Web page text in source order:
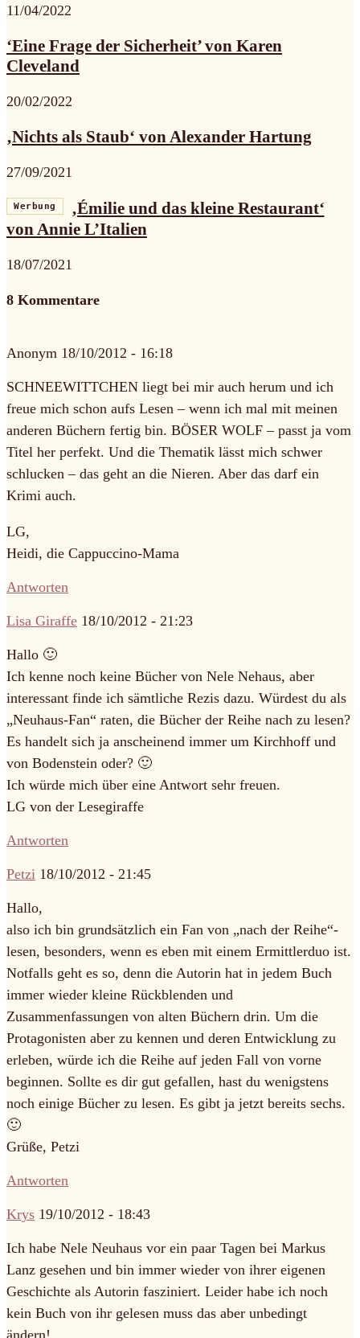
11/04/2022
‘Eine Frage der Sicherheit’ von Karen
Cleveland
20/02/2022
‚Nichts als Staub‘ von Alexander Hartung
27/09/2021
Werbung
‚Émilie und das kleine Restaurant‘
von Annie L’Italien
18/07/2021
8 Kommentare
Anonym 18/10/2012 - 16:18
SCHNEEWITTCHEN liegt bei mir auch herum und ich
freue mich schon aufs Lesen – wenn ich mal mit meinen
anderen Büchern fertig bin. BÖSER WOLF – passt ja vom
Titel her perfekt. Und die Thematik lässt mich schwer
schlucken – das geht an die Nieren. Aber das darf ein
Krimi auch.
LG,
Heidi, die Cappuccino-Mama
Antworten
Lisa Giraffe 18/10/2012 - 21:23
Hallo 🙂
Ich kenne noch keine Bücher von Nele Nehaus, aber
interessant finde ich sämtliche Rezis dazu. Würdest du als
„Neuhaus-Fan“ raten, die Bücher der Reihe nach zu lesen?
Es handelt sich ja anscheinend immer um Kirchhoff und
von Bodenstein oder? 🙂
Ich würde mich über eine Antwort sehr freuen.
LG von der Lesegiraffe
Antworten
Petzi 18/10/2012 - 21:45
Hallo,
also ich bin grundsätzlich ein Fan von „nach der Reihe“-
lesen, besonders, wenn es eben mit einem Ermittlerduo ist.
Notfalls geht es so, denn die Autorin hat in jedem Buch
immer wieder kleine Rückblenden und
Zusammenfassungen von alten Büchern drin. Um die
Protagonisten aber zu kennen und deren Entwicklung zu
erleben, würde ich die Reihe auf jeden Fall von vorne
beginnen. Sollte es dir gut gefallen, hast du wenigstens
noch einige Bücher zu lesen. Es gibt ja jetzt bereits sechs.
🙂
Grüße, Petzi
Antworten
Krys 19/10/2012 - 18:43
Ich habe Nele Neuhaus vor ein paar Tagen bei Markus
Lanz gesehen und bin immer wieder von ihrer eigenen
Geschichte als Autorin fasziniert. Leider habe ich noch
kein Buch von ihr gelesen muss das aber unbedingt